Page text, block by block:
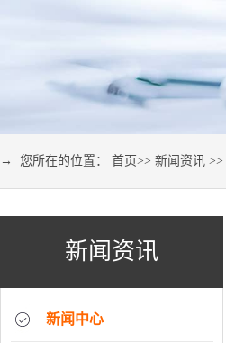
→ 您所在的位置： 首页>> 新闻资讯 >>
新闻资讯
新闻中心